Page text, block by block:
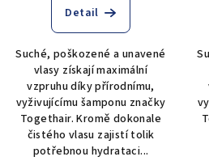
Detail
Suché, poškozené a unavené
vlasy získají maximální
vzpruhu díky přírodnímu,
vyživujícímu šamponu značky
Togethair. Kromě dokonale
čistého vlasu zajistí tolik
potřebnou hydrataci...